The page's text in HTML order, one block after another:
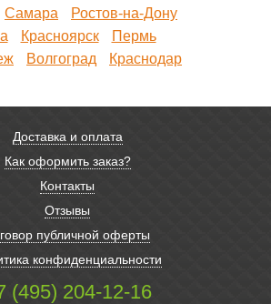
Самара
Ростов-на-Дону
Красноярск
Пермь
Волгоград Краснодар
Доставка и оплата
Как оформить заказ?
Контакты
Отзывы
публичной оферты
конфиденциальности
(495) 204-12-16